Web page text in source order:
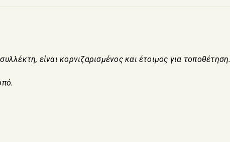
είναι κορνιζαρισμένος και έτοιμος για τοποθέτηση.